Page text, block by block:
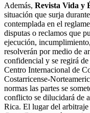
Además, Revista Vida y
situación que surja
contemplada en el
disputas o reclamos que
ejecución,
resolverán por medio de
confidencial y se regirá
Centro Internacional de
Costarricense-
normas las partes se
conflicto se dilucidará de
Rica. El lugar del